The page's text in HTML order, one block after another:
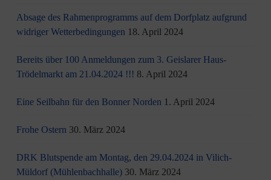
Absage des Rahmenprogramms auf dem Dorfplatz aufgrund
widriger Wetterbedingungen 18. April 2024
Bereits über 100 Anmeldungen zum 3. Geislarer Haus-
Trödelmarkt am 21.04.2024 !!! 8. April 2024
Eine Seilbahn für den Bonner Norden 1. April 2024
Frohe Ostern 30. März 2024
DRK Blutspende am Montag, den 29.04.2024 in Vilich-
Müldorf (Mühlenbachhalle) 30. März 2024